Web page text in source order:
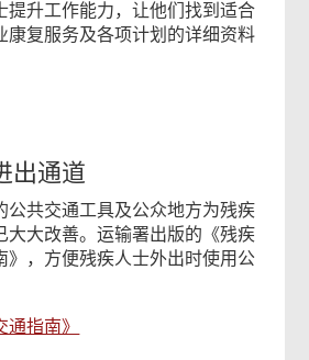
提升工作能力，让他们找到适合
康复服务及各项计划的详细资料
出通道
公共交通工具及公众地方为残疾
大大改善。运输署出版的《残疾
》，方便残疾人士外出时使用公
通指南》